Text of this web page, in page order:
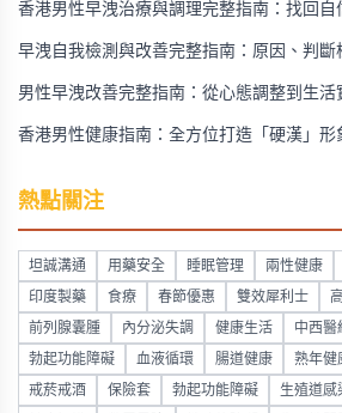
香港男性早洩治療與調理完整指南：找回自
早洩自我檢測與改善完整指南：原因、判斷
男性早洩改善完整指南：從心態調整到生活
香港男性健康指南：全方位打造「硬漢」形
熱點關注
坦誠溝通 用藥安全 睡眠管理 兩性健康
印度製藥 食療 春節優惠 雙效犀利士
前列腺囊腫 內分泌失調 健康生活 中西醫
勃起功能障礙 血液循環 腸道健康 熟年健
戒菸戒酒 保險套 勃起功能障礙 生殖道感